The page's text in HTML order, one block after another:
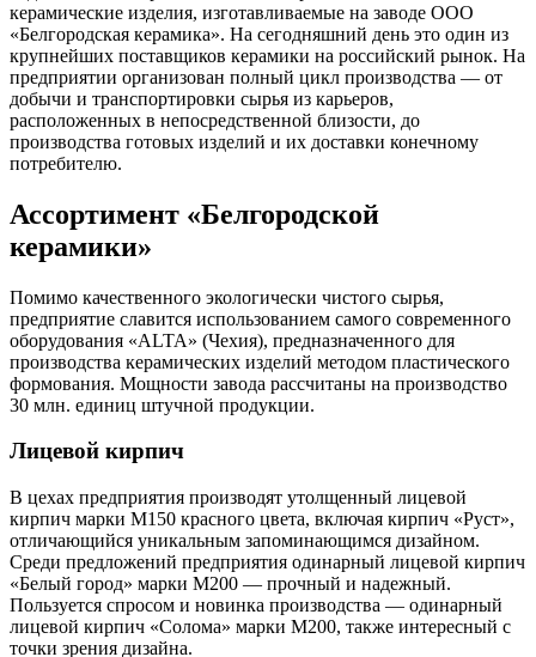
керамические изделия, изготавливаемые на заводе ООО
«Белгородская керамика». На сегодняшний день это один из
крупнейших поставщиков керамики на российский рынок. На
предприятии организован полный цикл производства — от
добычи и транспортировки сырья из карьеров,
расположенных в непосредственной близости, до
производства готовых изделий и их доставки конечному
потребителю.
Ассортимент «Белгородской
керамики»
Помимо качественного экологически чистого сырья,
предприятие славится использованием самого современного
оборудования «ALTA» (Чехия), предназначенного для
производства керамических изделий методом пластического
формования. Мощности завода рассчитаны на производство
30 млн. единиц штучной продукции.
Лицевой кирпич
В цехах предприятия производят утолщенный лицевой
кирпич марки М150 красного цвета, включая кирпич «Руст»,
отличающийся уникальным запоминающимся дизайном.
Среди предложений предприятия одинарный лицевой кирпич
«Белый город» марки М200 — прочный и надежный.
Пользуется спросом и новинка производства — одинарный
лицевой кирпич «Солома» марки М200, также интересный с
точки зрения дизайна.